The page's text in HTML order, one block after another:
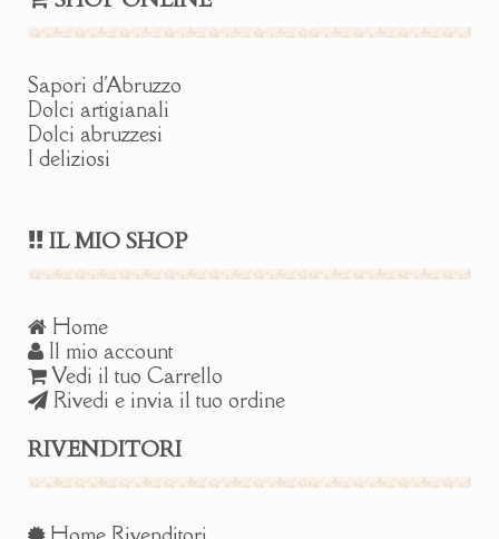
Sapori d'Abruzzo
Dolci artigianali
Dolci abruzzesi
I deliziosi
IL MIO SHOP
Home
Il mio account
Vedi il tuo Carrello
Rivedi e invia il tuo ordine
RIVENDITORI